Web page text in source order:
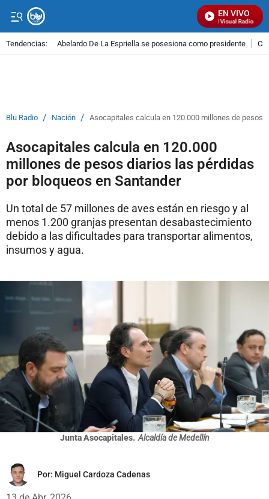
EN VIVO
Señal Visual Radio
Tendencias: Abelardo De La Espriella se posesiona como presidente
Blu Radio / Nación / Asocapitales calcula en 120.000 millones de pesos
Asocapitales calcula en 120.000
millones de pesos diarios las pérdidas
por bloqueos en Santander
Un total de 57 millones de aves están en riesgo y al
menos 1.200 granjas presentan desabastecimiento
debido a las dificultades para transportar alimentos,
insumos y agua.
Junta Asocapitales. Alcaldía de Medellín
Por: Miguel Cardoza Cadenas